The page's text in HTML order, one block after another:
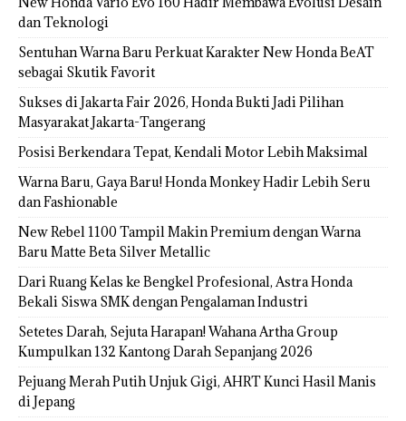
dan Teknologi
Sentuhan Warna Baru Perkuat Karakter New Honda BeAT
sebagai Skutik Favorit
Sukses di Jakarta Fair 2026, Honda Bukti Jadi Pilihan
Masyarakat Jakarta-Tangerang
Posisi Berkendara Tepat, Kendali Motor Lebih Maksimal
Warna Baru, Gaya Baru! Honda Monkey Hadir Lebih Seru
dan Fashionable
New Rebel 1100 Tampil Makin Premium dengan Warna
Baru Matte Beta Silver Metallic
Dari Ruang Kelas ke Bengkel Profesional, Astra Honda
Bekali Siswa SMK dengan Pengalaman Industri
Setetes Darah, Sejuta Harapan! Wahana Artha Group
Kumpulkan 132 Kantong Darah Sepanjang 2026
Pejuang Merah Putih Unjuk Gigi, AHRT Kunci Hasil Manis
di Jepang